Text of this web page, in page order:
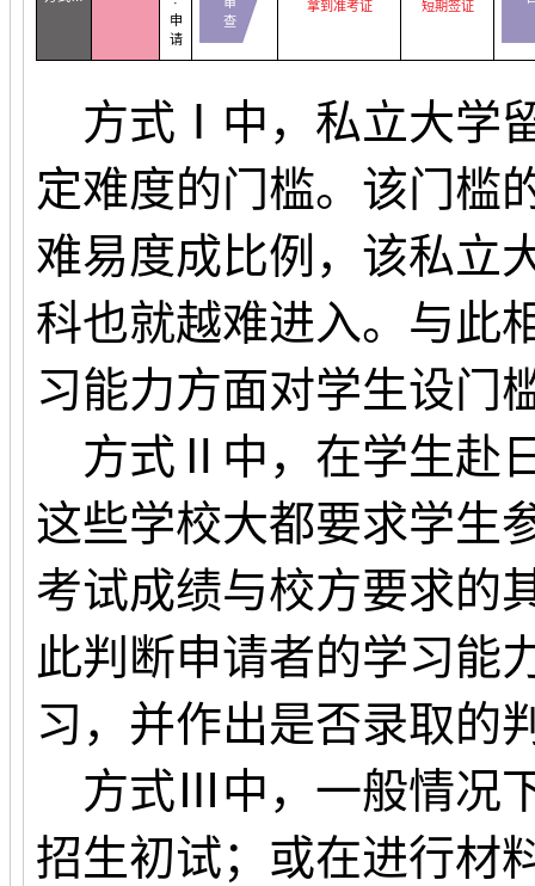
申
请
查
拿到准考证
短期签证
方式Ⅰ中，私立大学
定难度的门槛。该门槛
难易度成比例，该私立
科也就越难进入。与此
习能力方面对学生设门
方式Ⅱ中，在学生赴
这些学校大都要求学生
考试成绩与校方要求的
此判断申请者的学习能
习，并作出是否录取的
方式Ⅲ中，一般情况
招生初试；或在进行材